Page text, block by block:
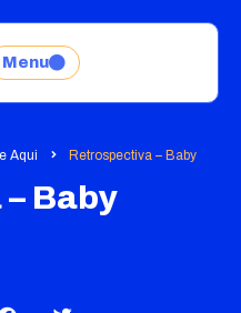
Menu
Aqui Retrospectiva – Baby
Baby